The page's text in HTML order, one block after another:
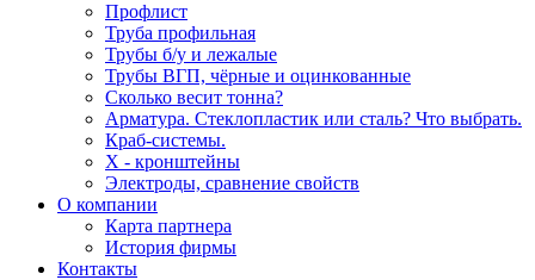
Профлист
Труба профильная
Трубы б/у и лежалые
Трубы ВГП, чёрные и оцинкованные
Сколько весит тонна?
Арматура. Стеклопластик или сталь? Что выбрать.
Краб-системы.
Х - кронштейны
Электроды, сравнение свойств
О компании
Карта партнера
История фирмы
Контакты